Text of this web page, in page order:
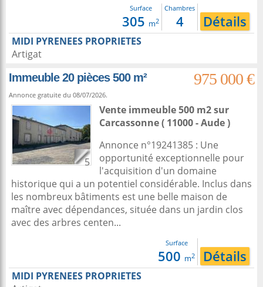
Surface
305 m2
Chambres
4 Détails
MIDI PYRENEES PROPRIETES
Artigat
Immeuble 20 pièces 500 m²
975 000 €
Annonce gratuite du 08/07/2026.
5
Vente immeuble 500 m2sur
Carcassonne( 11000 - Aude )
Annonce n°19241385 : Une
opportunité exceptionnelle pour
l'acquisition d'un domaine
historique qui a un potentiel considérable. Inclus dans
les nombreux bâtiments est une belle maison de
maître avec dépendances, située dans un jardin clos
avec des arbres centen...
Surface
500 m2 Détails
MIDI PYRENEES PROPRIETES